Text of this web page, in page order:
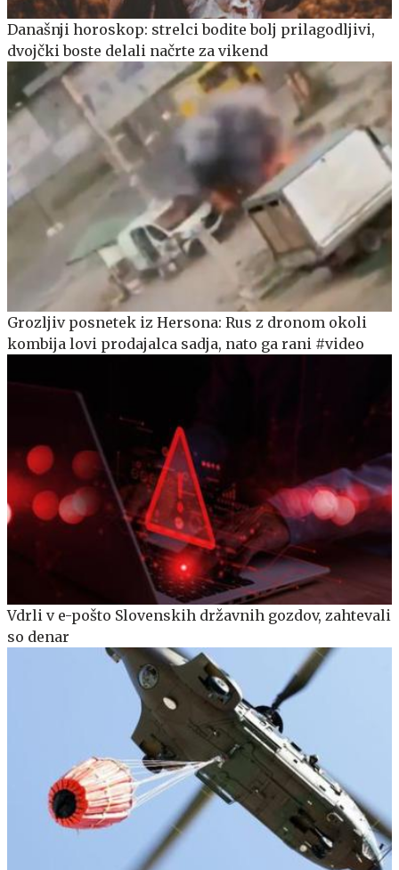
Današnji horoskop: strelci bodite bolj prilagodljivi,
dvojčki boste delali načrte za vikend
Grozljiv posnetek iz Hersona: Rus z dronom okoli
kombija lovi prodajalca sadja, nato ga rani #video
Vdrli v e-pošto Slovenskih državnih gozdov, zahtevali
so denar